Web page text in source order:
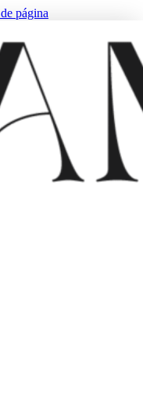
página